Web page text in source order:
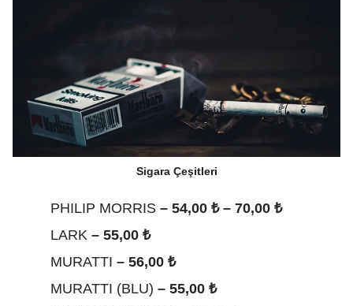
Sigara Çeşitleri
PHILIP MORRIS – 54,00 ₺ – 70,00 ₺
LARK – 55,00 ₺
MURATTI – 56,00 ₺
MURATTI (BLU) – 55,00 ₺